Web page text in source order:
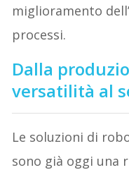
miglioramento
processi.
Dalla
versatilità al
Le soluzioni di
sono già oggi una